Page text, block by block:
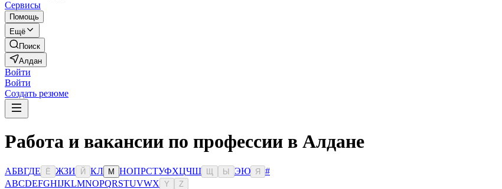
Сервисы
Помощь
Ещё
Поиск
Алдан
Войти
Войти
Создать резюме
Работа и вакансии по профессии в Алдане
АБВГДЕ Ё ЖЗИ Й КЛ М НОПРСТУФХЦЧШ Ы ЭЮ Я
#
ABCDEFGHIJKLMNOPQRSTUVWX Y Z